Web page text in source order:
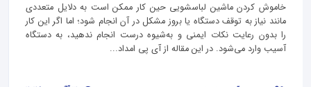
خاموش کردن ماشین لباسشویی حین کار ممکن است به دلایل متعددی
مانند نیاز به توقف دستگاه یا بروز مشکل در آن انجام شود؛ اما اگر این کار
را بدون رعایت نکات ایمنی و به‌شیوه درست انجام ندهید، به دستگاه
آسیب وارد می‌شود. در این مقاله از آی پی امداد...